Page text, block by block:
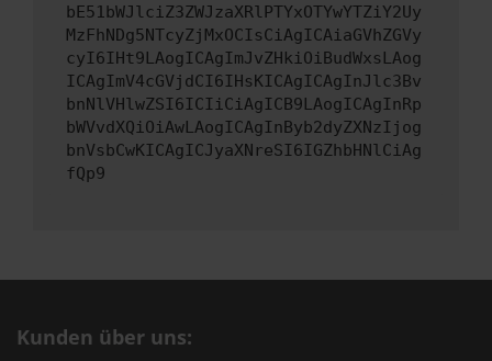
bE51bWJlciZ3ZWJzaXRlPTYxOTYwYTZiY2Uy
MzFhNDg5NTcyZjMxOCIsCiAgICAiaGVhZGVy
cyI6IHt9LAogICAgImJvZHkiOiBudWxsLAog
ICAgImV4cGVjdCI6IHsKICAgICAgInJlc3Bv
bnNlVHlwZSI6ICIiCiAgICB9LAogICAgInRp
bWVvdXQiOiAwLAogICAgInByb2dyZXNzIjog
bnVsbCwKICAgICJyaXNreSI6IGZhbHNlCiAg
fQp9
Kunden über uns: